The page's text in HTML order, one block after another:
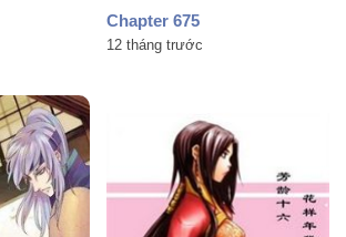
Chapter 675
12 tháng trước